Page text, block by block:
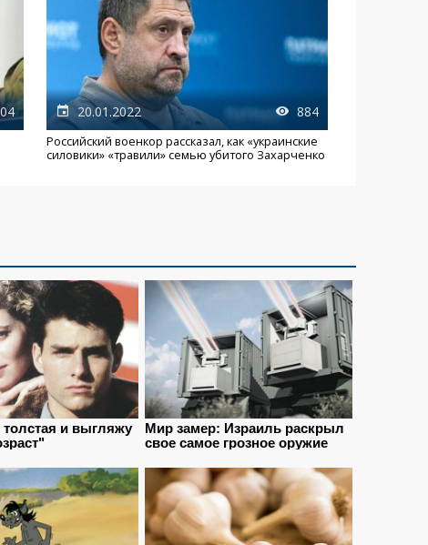
20.01.2022 884
Российский военкор рассказал, как «украинские
силовики» «травили» семью убитого Захарченко